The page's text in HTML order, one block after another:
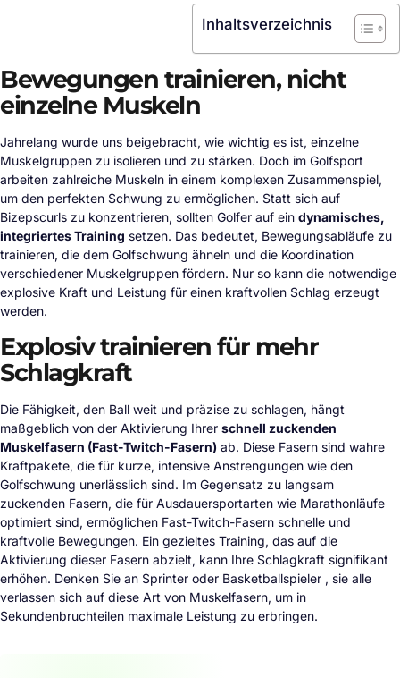
Inhaltsverzeichnis
Bewegungen trainieren, nicht
einzelne Muskeln
Jahrelang wurde uns beigebracht, wie wichtig es ist, einzelne
Muskelgruppen zu isolieren und zu stärken. Doch im Golfsport
arbeiten zahlreiche Muskeln in einem komplexen Zusammenspiel,
um den perfekten Schwung zu ermöglichen. Statt sich auf
Bizepscurls zu konzentrieren, sollten Golfer auf ein dynamisches,
integriertes Training setzen. Das bedeutet, Bewegungsabläufe zu
trainieren, die dem Golfschwung ähneln und die Koordination
verschiedener Muskelgruppen fördern. Nur so kann die notwendige
explosive Kraft und Leistung für einen kraftvollen Schlag erzeugt
werden.
Explosiv trainieren für mehr
Schlagkraft
Die Fähigkeit, den Ball weit und präzise zu schlagen, hängt
maßgeblich von der Aktivierung Ihrer schnell zuckenden
Muskelfasern (Fast-Twitch-Fasern) ab. Diese Fasern sind wahre
Kraftpakete, die für kurze, intensive Anstrengungen wie den
Golfschwung unerlässlich sind. Im Gegensatz zu langsam
zuckenden Fasern, die für Ausdauersportarten wie Marathonläufe
optimiert sind, ermöglichen Fast-Twitch-Fasern schnelle und
kraftvolle Bewegungen. Ein gezieltes Training, das auf die
Aktivierung dieser Fasern abzielt, kann Ihre Schlagkraft signifikant
erhöhen. Denken Sie an Sprinter oder Basketballspieler , sie alle
verlassen sich auf diese Art von Muskelfasern, um in
Sekundenbruchteilen maximale Leistung zu erbringen.